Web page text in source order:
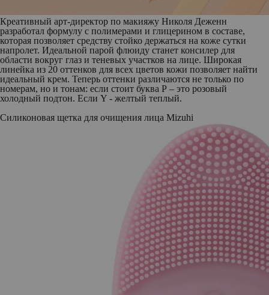
Креативный арт-директор по макияжу Николя Деженн
разработал формулу с полимерами и глицерином в составе,
которая позволяет средству стойко держаться на коже сутки
напролет. Идеальной парой флюиду станет консилер для
области вокруг глаз и теневых участков на лице. Широкая
линейка из 20 оттенков для всех цветов кожи позволяет найти
идеальный крем. Теперь оттенки различаются не только по
номерам, но и тонам: если стоит буква Р – это розовый
холодный подтон. Если Y - желтый теплый.
Силиконовая щетка для очищения лица Mizuhi